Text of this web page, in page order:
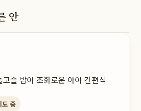
안
슬 밥이 조화로운 아이 간편식
도 중